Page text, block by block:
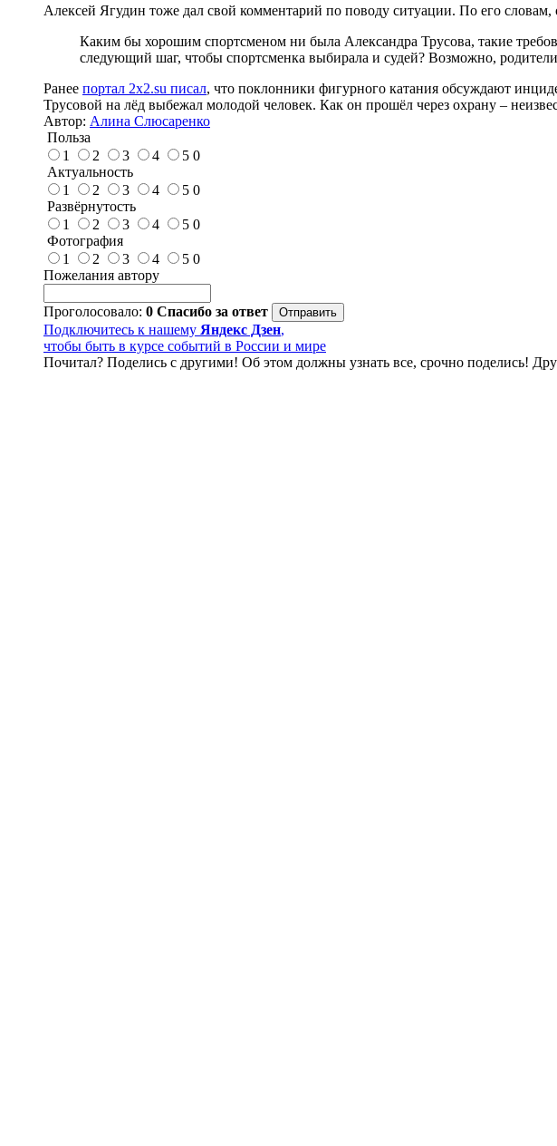
Алексей Ягудин тоже дал свой комментарий по поводу ситуации. По его
Каким бы хорошим спортсменом ни была Александра Трусова, такие
следующий шаг, чтобы спортсменка выбирала и судей? Возможно,
Ранее портал 2x2.su писал, что поклонники фигурного катания обсуждают
Трусовой на лёд выбежал молодой человек. Как он прошёл через охрану –
Автор: Алина Слюсаренко
Польза
1
2 3 4 5 0
Актуальность
1
2 3 4 5 0
Развёрнутость
1
2 3 4 5 0
Фотография
1
2 3 4 5 0
Пожелания автору
Проголосовало: 0 Спасибо за ответ
Подключитесь к нашему Яндекс Дзен,
чтобы быть в курсе событий в России и мире
Почитал? Поделись с другими! Об этом должны узнать все, срочно поделись!